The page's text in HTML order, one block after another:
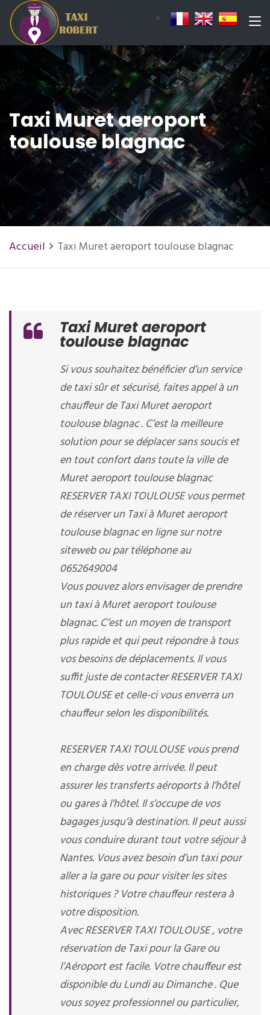
Taxi Muret aeroport
toulouse blagnac
Accueil Taxi Muret aeroport toulouse blagnac
Taxi Muret aeroport
toulouse blagnac
Si vous souhaitez bénéficier d’un service
de taxi sûr et sécurisé, faites appel à un
chauffeur de Taxi Muret aeroport
toulouse blagnac . C’est la meilleure
solution pour se déplacer sans soucis et
en tout confort dans toute la ville de
Muret aeroport toulouse blagnac
RESERVER TAXI TOULOUSE vous permet
de réserver un Taxi à Muret aeroport
toulouse blagnac en ligne sur notre
siteweb ou par téléphone au
0652649004
Vous pouvez alors envisager de prendre
un taxi à Muret aeroport toulouse
blagnac. C’est un moyen de transport
plus rapide et qui peut répondre à tous
vos besoins de déplacements. Il vous
suffit juste de contacter RESERVER TAXI
TOULOUSE et celle-ci vous enverra un
chauffeur selon les disponibilités.
RESERVER TAXI TOULOUSE vous prend
en charge dès votre arrivée. Il peut
assurer les transferts aéroports à l’hôtel
ou gares à l’hôtel. Il s’occupe de vos
bagages jusqu’à destination. Il peut aussi
vous conduire durant tout votre séjour à
Nantes. Vous avez besoin d’un taxi pour
aller a la gare ou pour visiter les sites
historiques ? Votre chauffeur restera à
votre disposition.
Avec RESERVER TAXI TOULOUSE , votre
réservation de Taxi pour la Gare ou
l’Aéroport est facile. Votre chauffeur est
disponible du Lundi au Dimanche . Que
vous soyez professionnel ou particulier,